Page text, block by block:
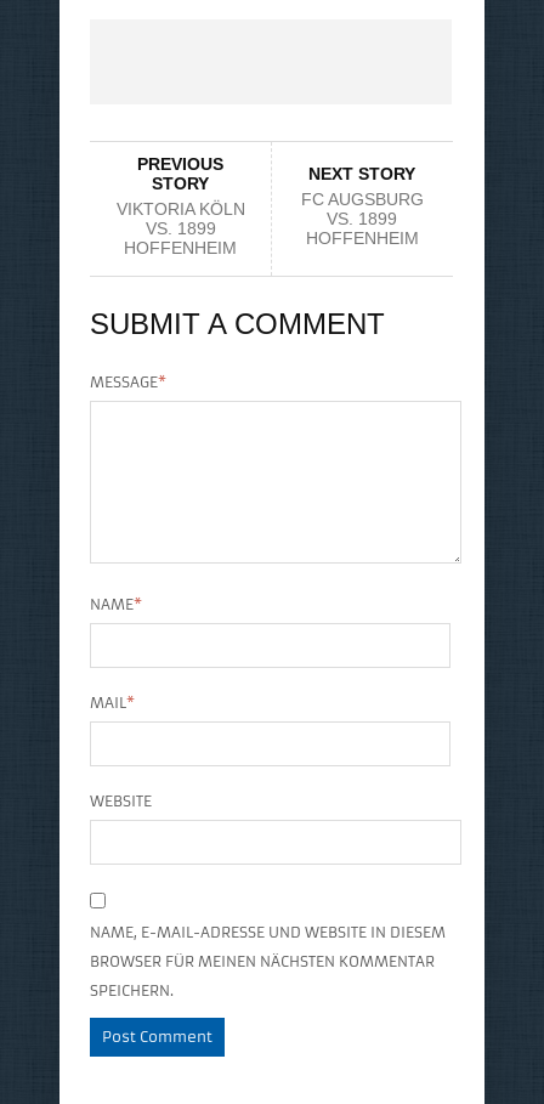
PREVIOUS
STORY
VIKTORIA KÖLN
VS. 1899
HOFFENHEIM
NEXT STORY
FC AUGSBURG
VS. 1899
HOFFENHEIM
SUBMIT A COMMENT
MESSAGE*
NAME*
MAIL*
WEBSITE
NAME, E-MAIL-ADRESSE UND WEBSITE IN DIESEM
BROWSER FÜR MEINEN NÄCHSTEN KOMMENTAR
SPEICHERN.